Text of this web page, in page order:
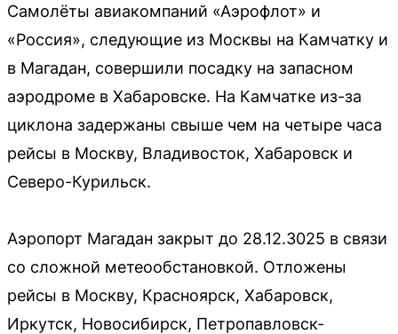
Самолёты авиакомпаний «Аэрофлот» и
«Россия», следующие из Москвы на Камчатку и
в Магадан, совершили посадку на запасном
аэродроме в Хабаровске. На Камчатке из-за
циклона задержаны свыше чем на четыре часа
рейсы в Москву, Владивосток, Хабаровск и
Северо-Курильск.
Аэропорт Магадан закрыт до 28.12.3025 в связи
со сложной метеообстановкой. Отложены
рейсы в Москву, Красноярск, Хабаровск,
Иркутск, Новосибирск, Петропавловск-